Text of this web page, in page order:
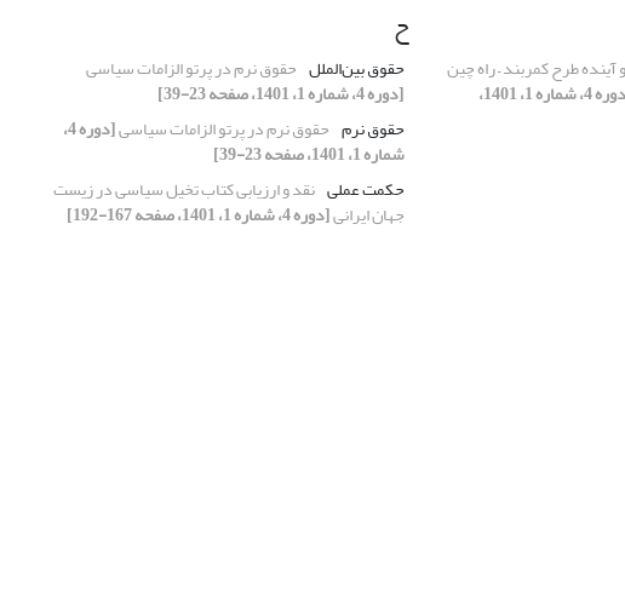
آینده طرح کمربند – راه چین
[دوره 4، شماره 1، 1401،
ح
حقوق بین‌الملل حقوق نرم در پرتو الزامات سیاسی
[دوره 4، شماره 1، 1401، صفحه 23-39]
حقوق نرم حقوق نرم در پرتو الزامات سیاسی [دوره 4،
شماره 1، 1401، صفحه 23-39]
حکمت عملی نقد و ارزیابی کتاب تخیل سیاسی در زیست
جهان ایرانی[دوره 4، شماره 1، 1401، صفحه 167-192]